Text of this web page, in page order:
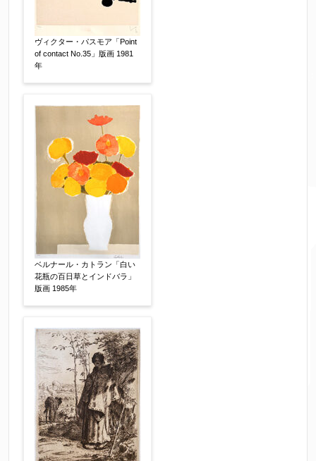
ヴィクター・パスモア「Point
of contact No.35」版画 1981
年
ベルナール・カトラン「白い
花瓶の百日草とインドバラ」
版画 1985年